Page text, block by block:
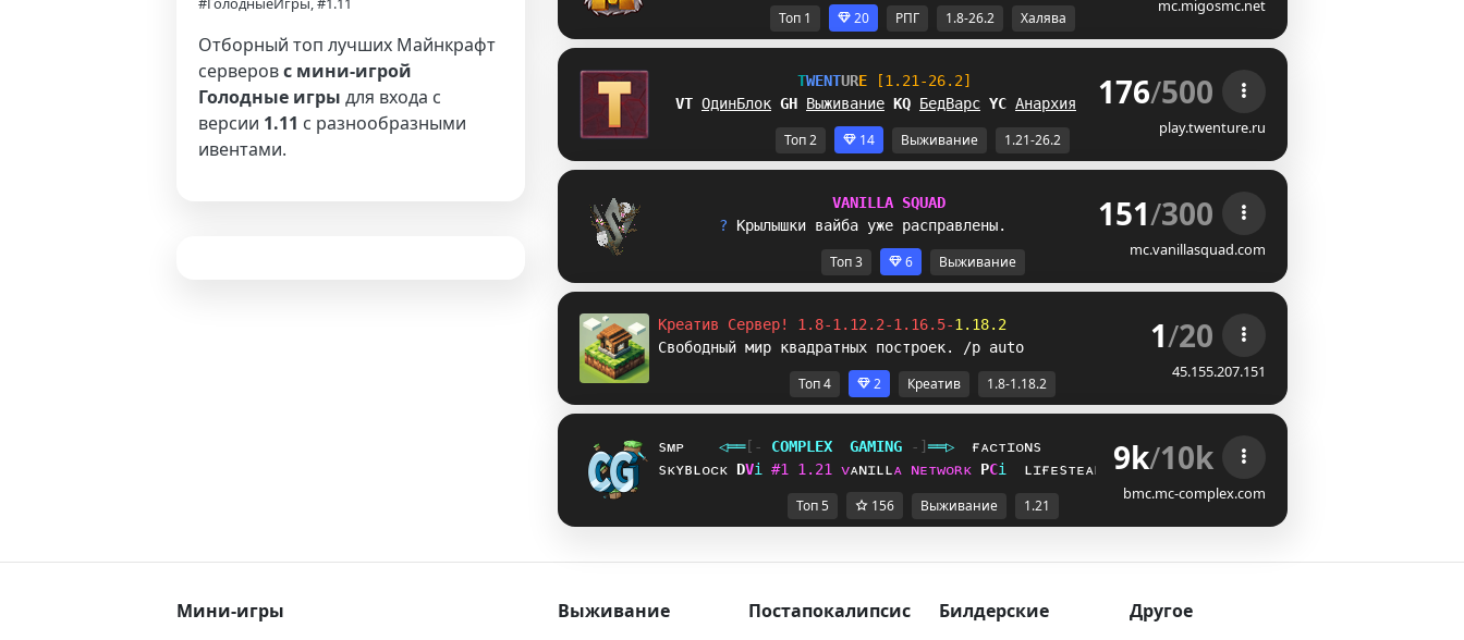
Отборный топ лучших Майнкрафт
серверовс мини-игрой
Голодные игры для входа с
версии 1.11 с разнообразными
ивентами.
mc.migosmc.net
Топ 1 20 РПГ 1.8-26.2 Халява
TWENTURE
[1.21-26.2]
QL ОдинБлок YE Выживание MA БедВарс QU Анархия 176/500
play.twenture.ru
Топ 2 14 Выживание 1.21-26.2
VANIL L A SQUAD
? Крылышки вайба уже расправлены. 151/300
mc.vanillasquad.com
Топ 3 6 Выживание
Креатив Сервер! 1.8-1.12.2-1.16.5-1.18.2
Свободный мир квадратных построек. /p auto
1/20
45.155.207.151
Топ 4 2 Креатив 1.8-1.18.2
sᴍᴘ ◁══[‐ COMPL EX GAMING ‐]══▷
ғᴀᴄᴛɪᴏɴs
sᴋʏʙʟᴏᴄᴋ UXi #1 1 . 21 ᴠᴀɴɪʟʟᴀ ɴᴇᴛᴡᴏʀᴋ LDi ʟɪғᴇsᴛᴇᴀʟ 9k/10k
bmc.mc-complex.com
Топ 5 156 Выживание 1.21
Мини-игры Выживание Постапокалипсис Билдерские Другое